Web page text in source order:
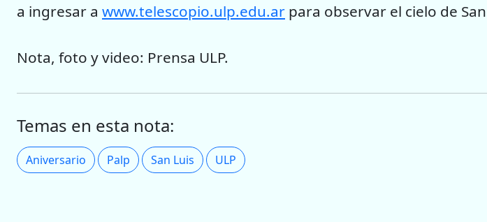
a ingresar a www.telescopio.ulp.edu.ar para observar el cielo de
Nota, foto y video: Prensa ULP.
Temas en esta nota:
Aniversario Palp San Luis ULP